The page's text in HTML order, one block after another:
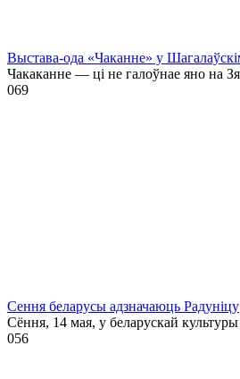
Выстава-ода «Чаканне» у
Чакаканне — ці не галоўнае яно на
069
Сення беларусы адзначаюць Радуніцу
Сёння, 14 мая, у беларускай
056